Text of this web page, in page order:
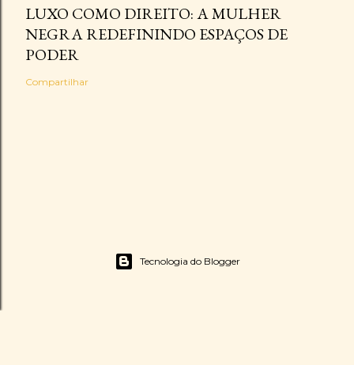
LUXO COMO DIREITO: A MULHER
NEGRA REDEFININDO ESPAÇOS DE
PODER
Compartilhar
Tecnologia do Blogger